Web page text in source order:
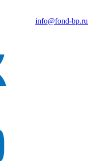
info@fond-bp.ru